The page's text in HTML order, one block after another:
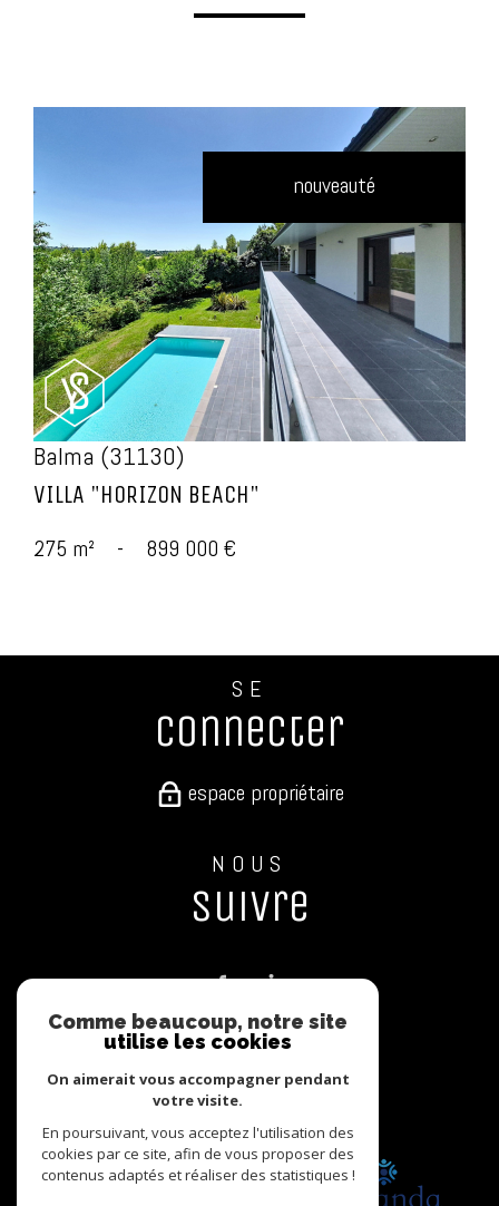
nouveauté
voir le bien
Balma (31130)
VILLA "HORIZON BEACH"
275 m² - 899 000 €
SE
connecter
espace propriétaire
NOUS
suivre
adhérons
Comme beaucoup, notre site
utilise les cookies
On aimerait vous accompagner pendant
votre visite.
En poursuivant, vous acceptez l'utilisation des
cookies par ce site, afin de vous proposer des
contenus adaptés et réaliser des statistiques !